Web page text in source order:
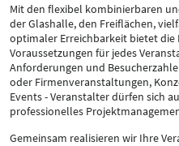
Mit den flexibel kombinierbaren
der Glashalle, den Freiflächen,
optimaler Erreichbarkeit bietet die
Voraussetzungen für jedes
Anforderungen und
oder Firmenveranstaltungen,
Events - Veranstalter dürfen sich
professionelles
Gemeinsam realisieren wir Ihre